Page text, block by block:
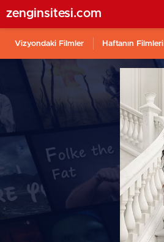
zenginsitesi.com
Vizyondaki Filmler Haftanın Filmleri